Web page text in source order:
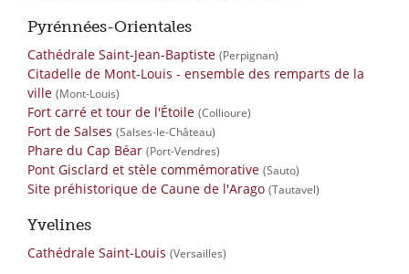
Pyrénnées-Orientales
Cathédrale Saint-Jean-Baptiste (Perpignan)
Citadelle de Mont-Louis - ensemble des remparts de la
ville (Mont-Louis)
Fort carré et tour de l'Étoile (Collioure)
Fort de Salses (Salses-le-Château)
Phare du Cap Béar (Port-Vendres)
Pont Gisclard et stèle commémorative (Sauto)
Site préhistorique de Caune de l'Arago (Tautavel)
Yvelines
Cathédrale Saint-Louis (Versailles)